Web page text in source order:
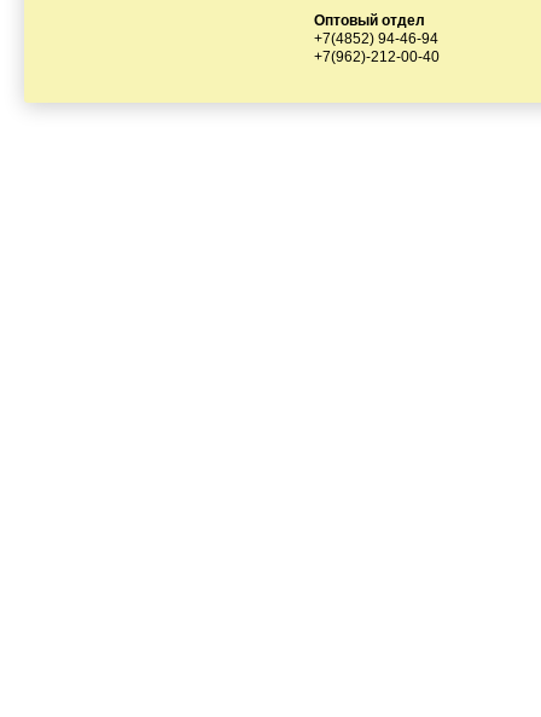
Оптовый отдел
+7(4852) 94-46-94
+7(962)-212-00-40